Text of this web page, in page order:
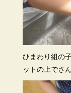
ひまわり組の
ットの上でさ